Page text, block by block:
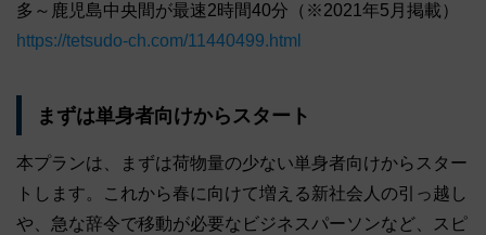
多～鹿児島中央間が最速2時間40分（※2021年5月掲載）
https://tetsudo-ch.com/11440499.html
まずは単身者向けからスタート
本プランは、まずは荷物量の少ない単身者向けからスター
トします。これから春に向けて増える新社会人の引っ越し
や、急な辞令で移動が必要なビジネスパーソンなど、スピ